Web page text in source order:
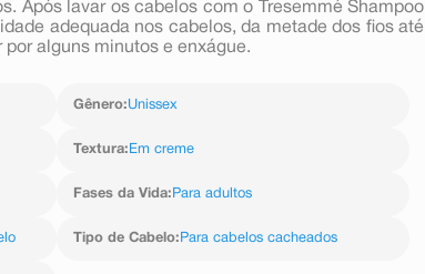
Após lavar os cabelos com o Tresemmé Shampoo
adequada nos cabelos, da metade dos fios até
alguns minutos e enxágue.
Gênero:Unissex
Textura: Em creme
Fases da Vida: Para adultos
Tipo de Cabelo: Para cabelos cacheados